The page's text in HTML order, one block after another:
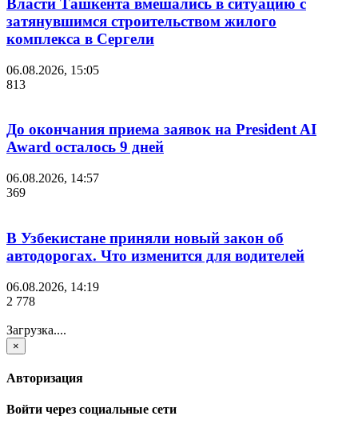
Власти Ташкента вмешались в ситуацию с
затянувшимся строительством жилого
комплекса в Сергели
06.08.2026, 15:05
813
До окончания приема заявок на President AI
Award осталось 9 дней
06.08.2026, 14:57
369
В Узбекистане приняли новый закон об
автодорогах. Что изменится для водителей
06.08.2026, 14:19
2 778
Загрузка....
×
Авторизация
Войти через социальные сети